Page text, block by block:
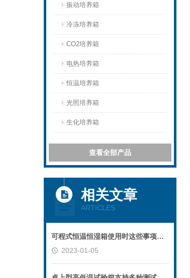
振动培养箱
冷冻培养箱
CO2培养箱
电热培养箱
恒温培养箱
光照培养箱
生化培养箱
查看全部产品
相关文章
ARTICLES
可程式恒温恒湿箱使用时这些事项应牢记
2023-01-05